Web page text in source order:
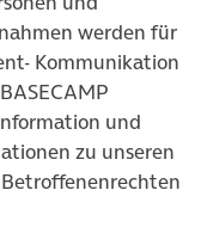
werden für
Kommunikation
und
zu unseren